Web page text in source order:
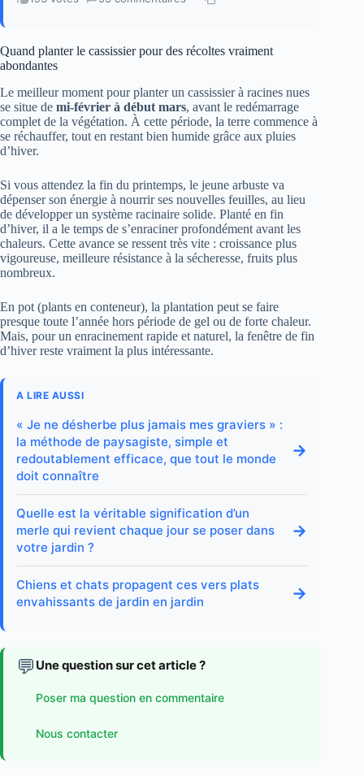
Quand planter le cassissier pour des récoltes vraiment
abondantes
Le meilleur moment pour planter un cassissier à racines nues
se situe de mi-février à début mars, avant le redémarrage
complet de la végétation. À cette période, la terre commence à
se réchauffer, tout en restant bien humide grâce aux pluies
d’hiver.
Si vous attendez la fin du printemps, le jeune arbuste va
dépenser son énergie à nourrir ses nouvelles feuilles, au lieu
de développer un système racinaire solide. Planté en fin
d’hiver, il a le temps de s’enraciner profondément avant les
chaleurs. Cette avance se ressent très vite : croissance plus
vigoureuse, meilleure résistance à la sécheresse, fruits plus
nombreux.
En pot (plants en conteneur), la plantation peut se faire
presque toute l’année hors période de gel ou de forte chaleur.
Mais, pour un enracinement rapide et naturel, la fenêtre de fin
d’hiver reste vraiment la plus intéressante.
A LIRE AUSSI
« Je ne désherbe plus jamais mes graviers » :
la méthode de paysagiste, simple et
redoutablement efficace, que tout le monde
doit connaître
→
Quelle est la véritable signification d’un
merle qui revient chaque jour se poser dans
votre jardin ?
→
Chiens et chats propagent ces vers plats
envahissants de jardin en jardin
→
💬 Une question sur cet article ?
Poser ma question en commentaire
Nous contacter